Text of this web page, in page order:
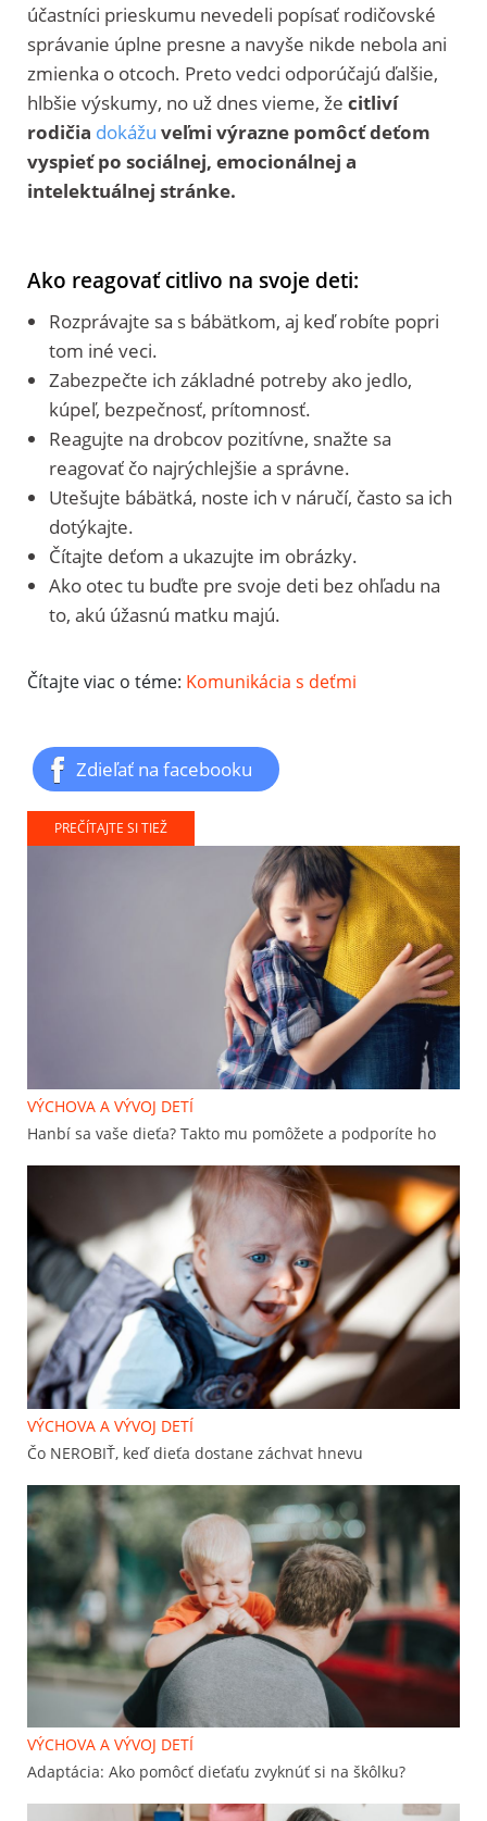
účastníci prieskumu nevedeli popísať rodičovské
správanie úplne presne a navyše nikde nebola ani
zmienka o otcoch. Preto vedci odporúčajú ďalšie,
hlbšie výskumy, no už dnes vieme, že citliví
rodičia dokážu veľmi výrazne pomôcť deťom
vyspieť po sociálnej, emocionálnej a
intelektuálnej stránke.
Ako reagovať citlivo na svoje deti:
Rozprávajte sa s bábätkom, aj keď robíte popri
tom iné veci.
Zabezpečte ich základné potreby ako jedlo,
kúpeľ, bezpečnosť, prítomnosť.
Reagujte na drobcov pozitívne, snažte sa
reagovať čo najrýchlejšie a správne.
Utešujte bábätká, noste ich v náručí, často sa ich
dotýkajte.
Čítajte deťom a ukazujte im obrázky.
Ako otec tu buďte pre svoje deti bez ohľadu na
to, akú úžasnú matku majú.
Čítajte viac o téme: Komunikácia s deťmi
Zdieľať na facebooku
PREČÍTAJTE SI TIEŽ
VÝCHOVA A VÝVOJ DETÍ
Hanbí sa vaše dieťa? Takto mu pomôžete a podporíte ho
VÝCHOVA A VÝVOJ DETÍ
Čo NEROBIŤ, keď dieťa dostane záchvat hnevu
VÝCHOVA A VÝVOJ DETÍ
Adaptácia: Ako pomôcť dieťaťu zvyknúť si na škôlku?